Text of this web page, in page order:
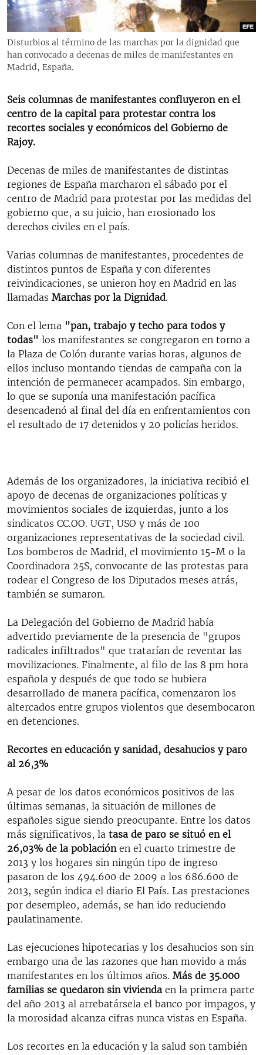
RADIO MARTÍ
ESPECIALES
ESPECIALES
LA REALIDAD DE LA VIVIENDA EN CUBA
SER VIEJO EN CUBA
KENTU-CUBANO
LOS SANTOS DE HIALEAH
LA INVASIÓN DE RUSIA A UCRANIA
MULTIMEDIA
EDITORIALES
SÍGUENOS
Disturbios al término de las marchas por la dignidad que
han convocado a decenas de miles de manifestantes en
Madrid, España.
Seis columnas de manifestantes confluyeron en el
centro de la capital para protestar contra los
recortes sociales y económicos del Gobierno de
Rajoy.
Decenas de miles de manifestantes de distintas
regiones de España marcharon el sábado por el
centro de Madrid para protestar por las medidas del
gobierno que, a su juicio, han erosionado los
derechos civiles en el país.
Varias columnas de manifestantes, procedentes de
distintos puntos de España y con diferentes
reivindicaciones, se unieron hoy en Madrid en las
llamadas Marchas por la Dignidad.
Con el lema "pan, trabajo y techo para todos y
todas" los manifestantes se congregaron en torno a
la Plaza de Colón durante varias horas, algunos de
ellos incluso montando tiendas de campaña con la
intención de permanecer acampados. Sin embargo,
lo que se suponía una manifestación pacífica
desencadenó al final del día en enfrentamientos con
el resultado de 17 detenidos y 20 policías heridos.
Además de los organizadores, la iniciativa recibió el
apoyo de decenas de organizaciones políticas y
movimientos sociales de izquierdas, junto a los
sindicatos CC.OO. UGT, USO y más de 100
organizaciones representativas de la sociedad civil.
Los bomberos de Madrid, el movimiento 15-M o la
Coordinadora 25S, convocante de las protestas para
rodear el Congreso de los Diputados meses atrás,
también se sumaron.
La Delegación del Gobierno de Madrid había
advertido previamente de la presencia de "grupos
radicales infiltrados" que tratarían de reventar las
movilizaciones. Finalmente, al filo de las 8 pm hora
española y después de que todo se hubiera
desarrollado de manera pacífica, comenzaron los
altercados entre grupos violentos que desembocaron
en detenciones.
Recortes en educación y sanidad, desahucios y paro
al 26,3%
A pesar de los datos económicos positivos de las
últimas semanas, la situación de millones de
españoles sigue siendo preocupante. Entre los datos
más significativos, la tasa de paro se situó en el
26,03% de la poblaciónen el cuarto trimestre de
2013 y los hogares sin ningún tipo de ingreso
pasaron de los 494.600 de 2009 a los 686.600 de
2013, según indica el diario El País. Las prestaciones
por desempleo, además, se han ido reduciendo
paulatinamente.
Las ejecuciones hipotecarias y los desahucios son sin
embargo una de las razones que han movido a más
manifestantes en los últimos años. Más de 35.000
familias se quedaron sin vivienda en la primera parte
del año 2013 al arrebatársela el banco por impagos, y
la morosidad alcanza cifras nunca vistas en España.
Los recortes en la educación y la salud son también